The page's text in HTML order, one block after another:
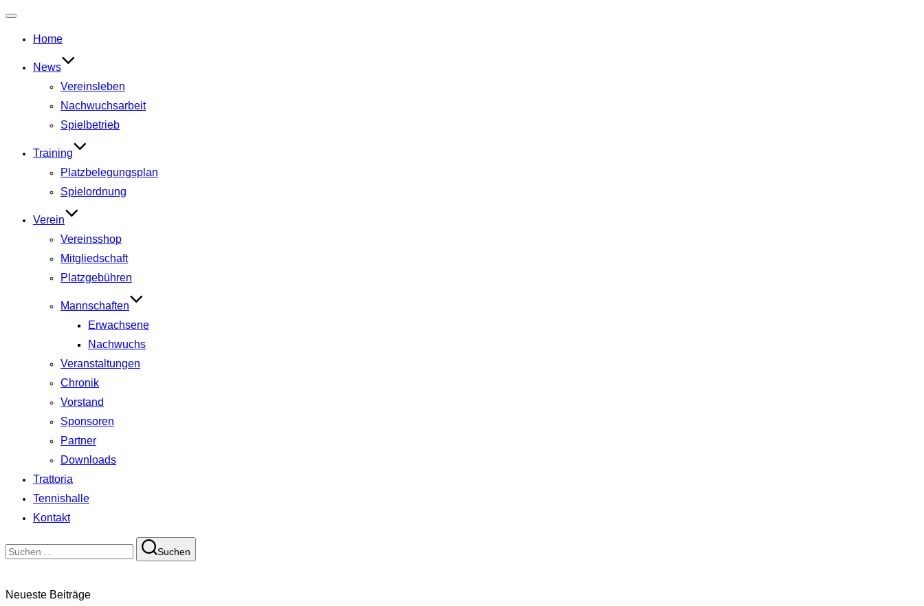
umschalten
Home
News
Vereinsleben
Nachwuchsarbeit
Spielbetrieb
Training
Platzbelegungsplan
Spielordnung
Verein
Vereinsshop
Mitgliedschaft
Platzgebühren
Mannschaften
Erwachsene
Nachwuchs
Veranstaltungen
Chronik
Vorstand
Sponsoren
Partner
Downloads
Trattoria
Tennishalle
Kontakt
Suchen
nach:
Suchen
Neueste Beiträge